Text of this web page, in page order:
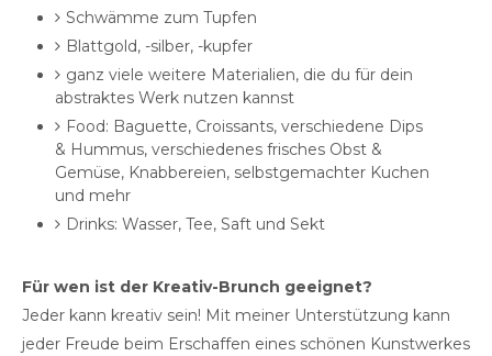
Schwämme zum Tupfen
Blattgold, -silber, -kupfer
ganz viele weitere Materialien, die du für dein
abstraktes Werk nutzen kannst
Food: Baguette, Croissants, verschiedene Dips
& Hummus, verschiedenes frisches Obst &
Gemüse, Knabbereien, selbstgemachter Kuchen
und mehr
Drinks: Wasser, Tee, Saft und Sekt
Für wen ist der Kreativ-Brunch geeignet?
Jeder kann kreativ sein! Mit meiner Unterstützung kann
jeder Freude beim Erschaffen eines schönen Kunstwerkes